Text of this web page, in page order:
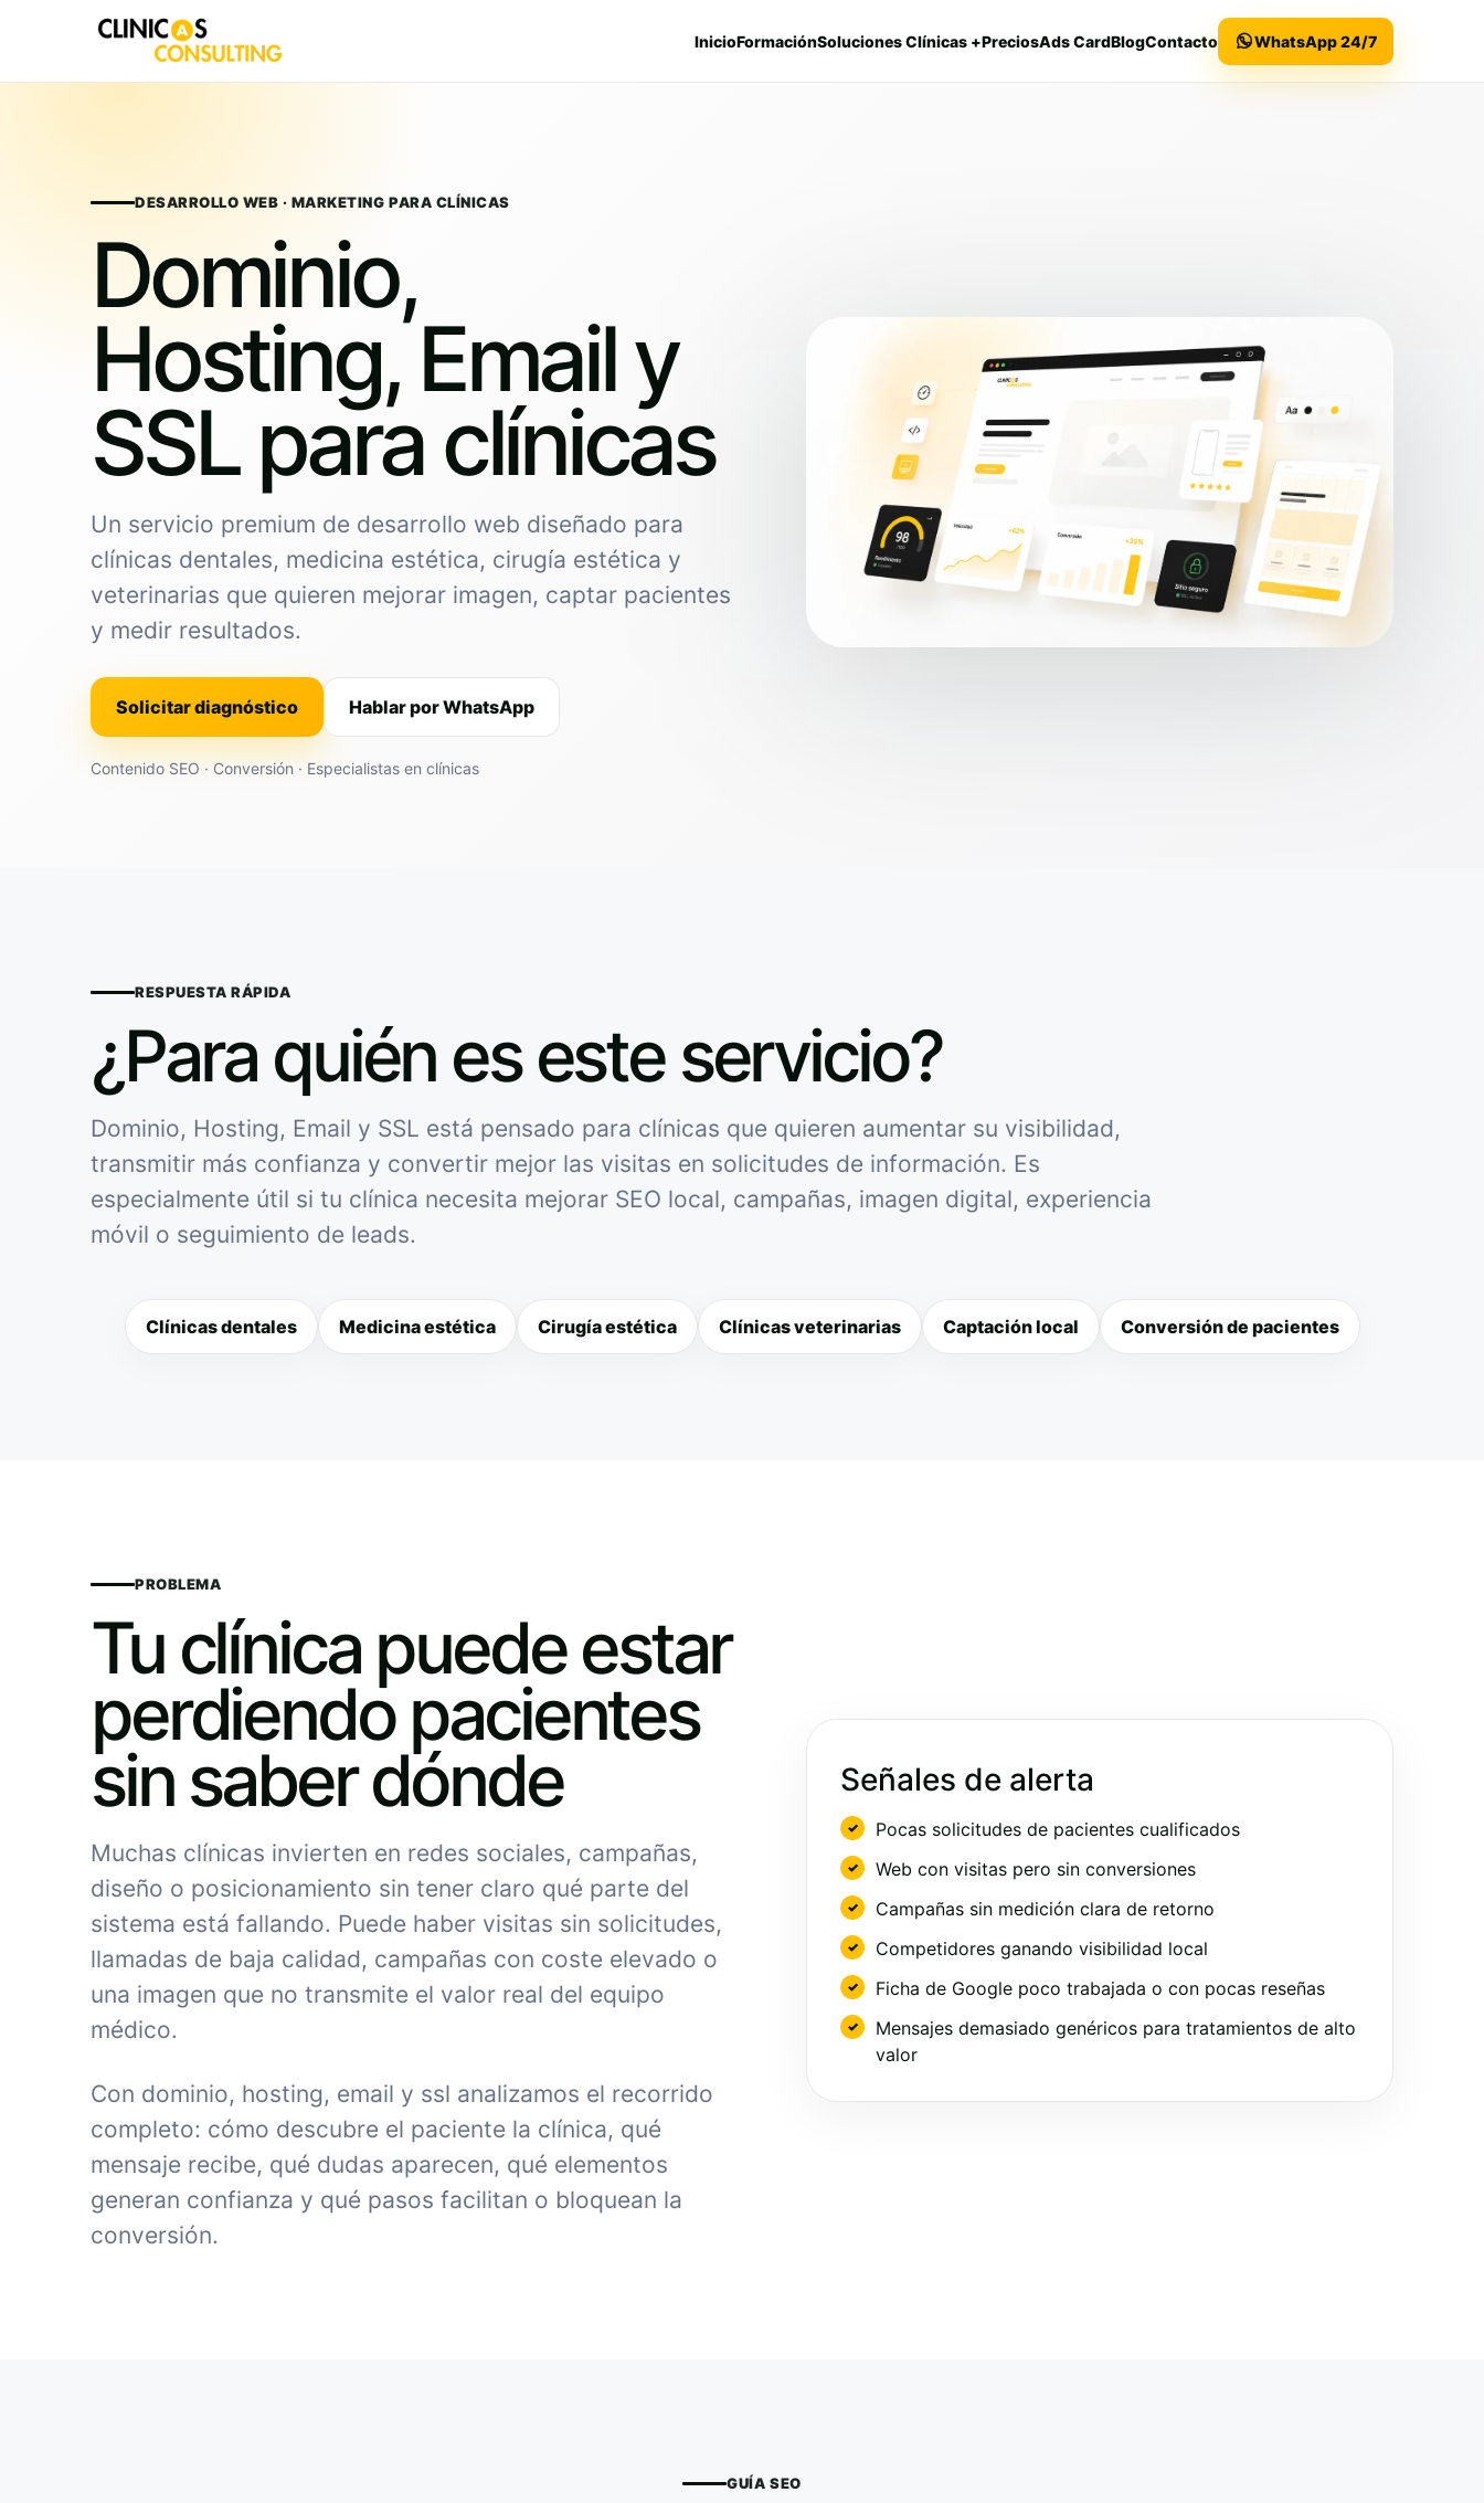
InicioFormaciónSoluciones Clínicas +PreciosAds CardBlogContacto WhatsApp 24/7
DESARROLLO WEB · MARKETING PARA CLÍNICAS
Dominio,
Hosting, Email y
SSL para clínicas
Un servicio premium de desarrollo web diseñado para
clínicas dentales, medicina estética, cirugía estética y
veterinarias que quieren mejorar imagen, captar pacientes
y medir resultados.
Solicitar diagnóstico Hablar por WhatsApp
Contenido SEO · Conversión · Especialistas en clínicas
RESPUESTA RÁPIDA
¿Para quién es este servicio?
Dominio, Hosting, Email y SSL está pensado para clínicas que quieren aumentar su visibilidad,
transmitir más confianza y convertir mejor las visitas en solicitudes de información. Es
especialmente útil si tu clínica necesita mejorar SEO local, campañas, imagen digital, experiencia
móvil o seguimiento de leads.
Clínicas dentales Medicina estética Cirugía estética Clínicas veterinarias Captación local Conversión de pacientes
PROBLEMA
Tu clínica puede estar
perdiendo pacientes
sin saber dónde
Muchas clínicas invierten en redes sociales, campañas,
diseño o posicionamiento sin tener claro qué parte del
sistema está fallando. Puede haber visitas sin solicitudes,
llamadas de baja calidad, campañas con coste elevado o
una imagen que no transmite el valor real del equipo
médico.
Con dominio, hosting, email y ssl analizamos el recorrido
completo: cómo descubre el paciente la clínica, qué
mensaje recibe, qué dudas aparecen, qué elementos
generan confianza y qué pasos facilitan o bloquean la
conversión.
Señales de alerta
Pocas solicitudes de pacientes cualificados
Web con visitas pero sin conversiones
Campañas sin medición clara de retorno
Competidores ganando visibilidad local
Ficha de Google poco trabajada o con pocas reseñas
Mensajes demasiado genéricos para tratamientos de alto
valor
GUÍA SEO